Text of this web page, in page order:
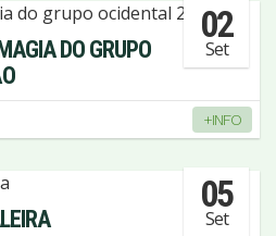
02
Set
DO GRUPO
+INFO
05
Set